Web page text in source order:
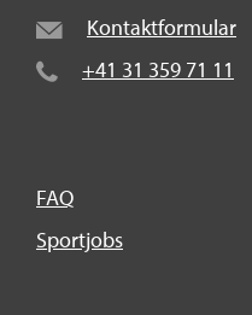
Kon­takt­for­mu­lar
+41 31 359 71 11
FAQ
Sport­jobs